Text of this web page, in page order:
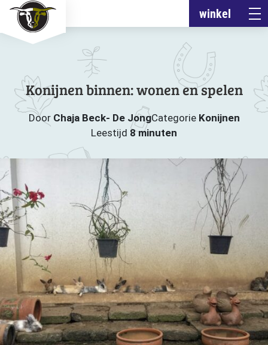
winkel
Konijnen binnen: wonen en spelen
Door Chaja Beck- De JongCategorie Konijnen
Leestijd 8 minuten